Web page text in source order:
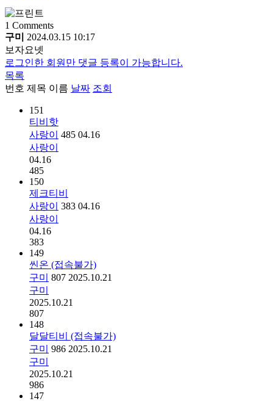
1 Comments
구미
2024.03.15 10:17
보자요넷
로그인한 회원만 댓글 등록이 가능합니다.
목록
번호 제목 이름 날짜 조회
151
티비핫
사랑이
485 04.16
사랑이
04.16
485
150
제크티비
사랑이
383 04.16
사랑이
04.16
383
149
씬온 (접속불가)
구미
807 2025.10.21
구미
2025.10.21
807
148
달달티비 (접속불가)
구미
986 2025.10.21
구미
2025.10.21
986
147